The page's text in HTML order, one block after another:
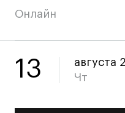
Кредит на
Лицензия на
деятельности АНО
Университет»
Онлайн
13
августа
Чт